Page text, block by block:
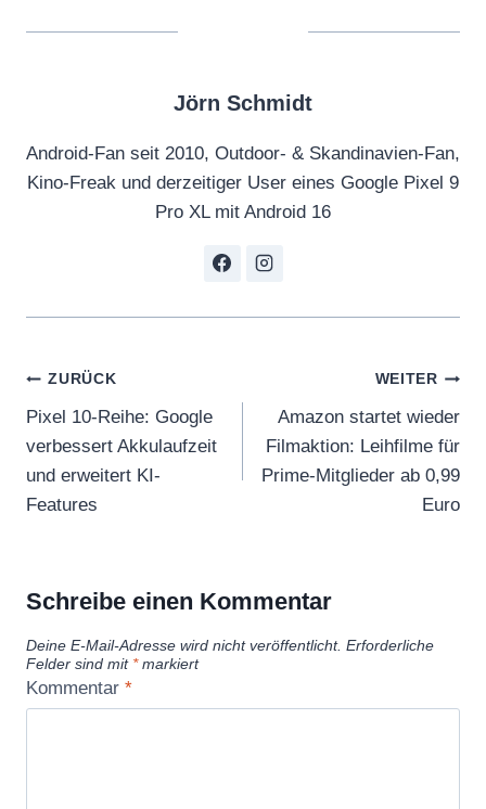
Jörn Schmidt
Android-Fan seit 2010, Outdoor- & Skandinavien-Fan,
Kino-Freak und derzeitiger User eines Google Pixel 9
Pro XL mit Android 16
Beitragsnavigation
ZURÜCK
Pixel 10-Reihe: Google
verbessert Akkulaufzeit
und erweitert KI-
Features
WEITER
Amazon startet wieder
Filmaktion: Leihfilme für
Prime-Mitglieder ab 0,99
Euro
Schreibe einen Kommentar
Deine E-Mail-Adresse wird nicht veröffentlicht. Erforderliche
Felder sind mit *markiert
Kommentar *